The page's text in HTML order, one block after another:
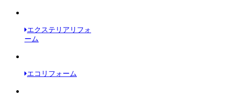
エクステリアリフォ
ーム
エコリフォーム